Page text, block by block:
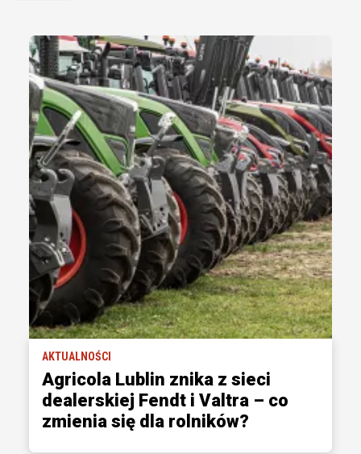
AKTUALNOŚCI
Agricola Lublin znika z sieci
dealerskiej Fendt i Valtra – co
zmienia się dla rolników?